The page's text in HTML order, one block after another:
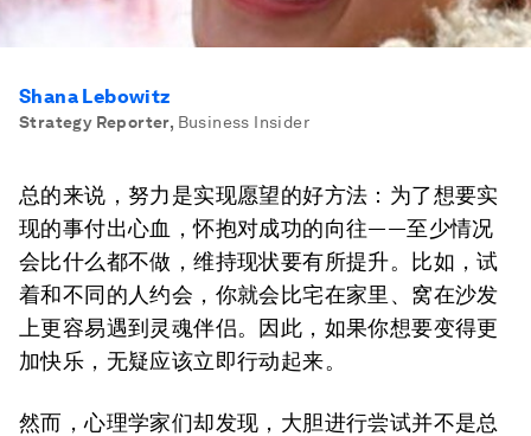
Shana Lebowitz
Strategy Reporter, Business Insider
总的来说，努力是实现愿望的好方法：为了想要实
现的事付出心血，怀抱对成功的向往——至少情况
会比什么都不做，维持现状要有所提升。比如，试
着和不同的人约会，你就会比宅在家里、窝在沙发
上更容易遇到灵魂伴侣。因此，如果你想要变得更
加快乐，无疑应该立即行动起来。
然而，心理学家们却发现，大胆进行尝试并不是总